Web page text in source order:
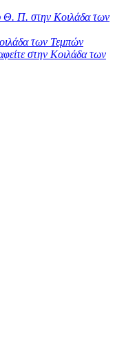
Θ. Π. στην Κοιλάδα των
των Τεμπών
στην Κοιλάδα των